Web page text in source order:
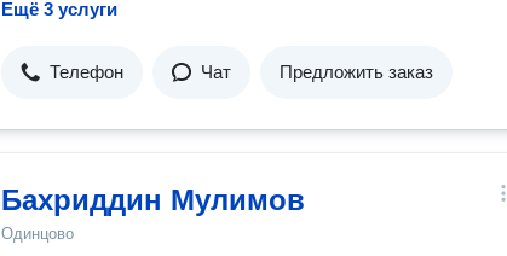
Ещё 3 услуги
Телефон Чат Предложить заказ
Бахриддин Мулимов
Одинцово